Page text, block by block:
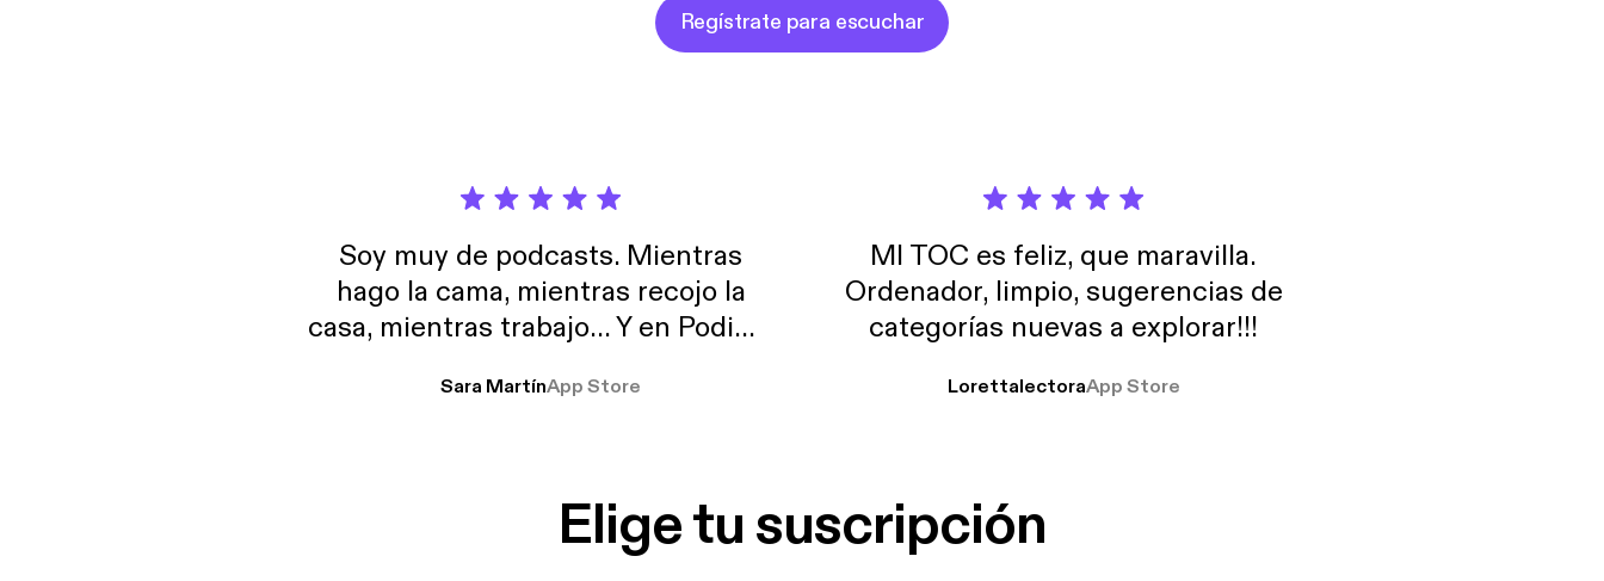
Regístrate para escuchar
Soy muy de podcasts. Mientras
hago la cama, mientras recojo la
casa, mientras trabajo… Y en Podimo
encantan. De emprendimiento, de
Sara MartínApp Store
MI TOC es feliz, que maravilla.
Ordenador, limpio, sugerencias de
categorías nuevas a explorar!!!
LorettalectoraApp Store
Elige tu suscripción